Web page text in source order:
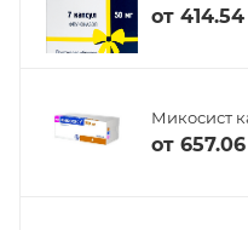
от
Микосист
от